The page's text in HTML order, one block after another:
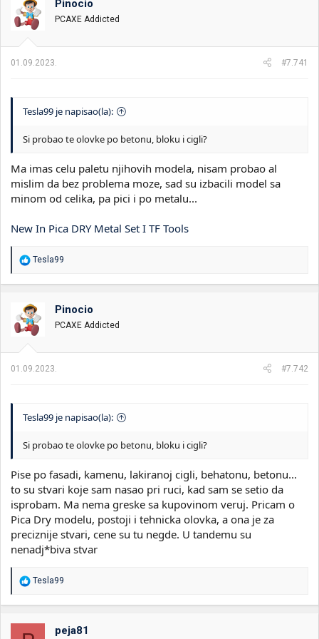
Pinocio
PCAXE Addicted
01.09.2023. #7.741
Tesla99 je napisao(la):
Si probao te olovke po betonu, bloku i cigli?
Ma imas celu paletu njihovih modela, nisam probao al
mislim da bez problema moze, sad su izbacili model sa
minom od celika, pa pici i po metalu...
New In Pica DRY Metal Set I TF Tools
R
a
o
v
a
n
:
Tesla99
Pinocio
PCAXE Addicted
01.09.2023. #7.742
Tesla99 je napisao(la):
Si probao te olovke po betonu, bloku i cigli?
Pise po fasadi, kamenu, lakiranoj cigli, behatonu, betonu...
to su stvari koje sam nasao pri ruci, kad sam se setio da
isprobam. Ma nema greske sa kupovinom veruj. Pricam o
Pica Dry modelu, postoji i tehnicka olovka, a ona je za
preciznije stvari, cene su tu negde. U tandemu su
nenadj*biva stvar
R
a
o
Tesla99
peja81